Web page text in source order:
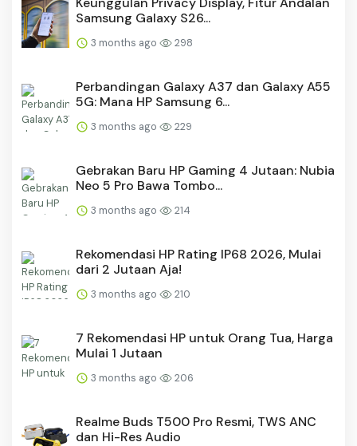
Samsung Galaxy S26...
3 months ago 298
Perbandingan Galaxy A37 dan Galaxy A55
5G: Mana HP Samsung 6...
3 months ago 229
Gebrakan Baru HP Gaming 4 Jutaan: Nubia
Neo 5 Pro Bawa Tombo...
3 months ago 214
Rekomendasi HP Rating IP68 2026, Mulai
dari 2 Jutaan Aja!
3 months ago 210
7 Rekomendasi HP untuk Orang Tua, Harga
Mulai 1 Jutaan
3 months ago 206
Realme Buds T500 Pro Resmi, TWS ANC
dan Hi-Res Audio